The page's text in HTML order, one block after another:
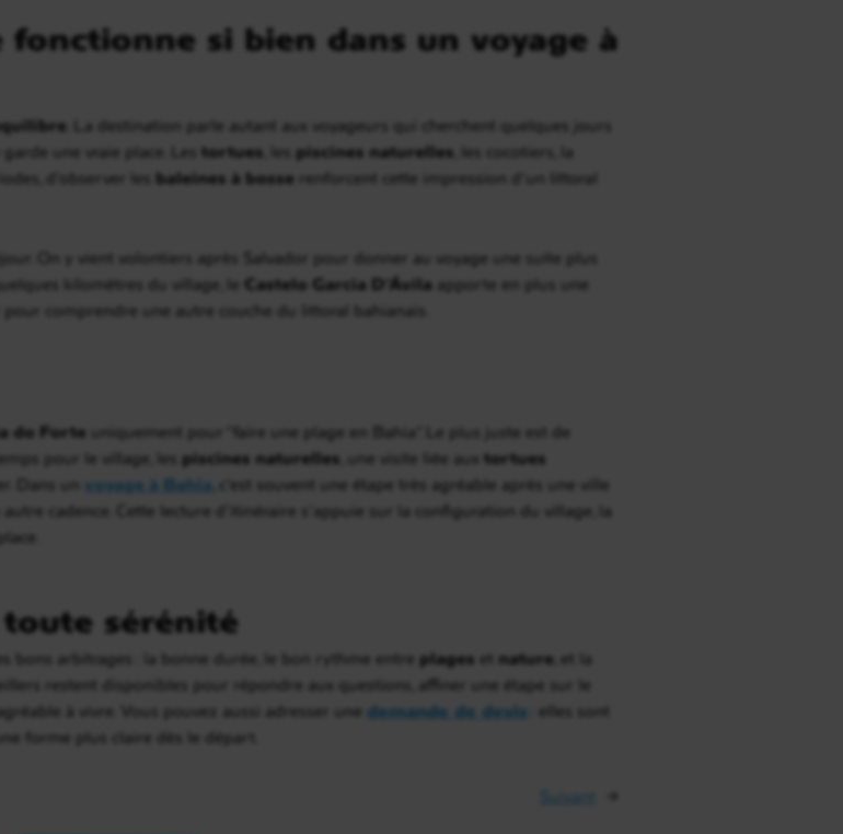
si bien dans un voyage à
. La destination parle autant aux voyageurs qui cherchent quelques jours
une vraie place. Les tortues , les piscines naturelles , les cocotiers, la
d’observer les baleines à bosse renforcent cette impression d’un littoral
On y vient volontiers après Salvador pour donner au voyage une suite plus
kilomètres du village, le Castelo Garcia D’Ávila apporte en plus une
comprendre une autre couche du littoral bahianais.
do Forte uniquement pour “faire une plage en Bahia”. Le plus juste est de
pour le village, les piscines naturelles , une visite liée aux tortues
Dans un voyage à Bahia , c’est souvent une étape très agréable après une ville
cadence. Cette lecture d’itinéraire s’appuie sur la configuration du village, la
sérénité
bons arbitrages : la bonne durée, le bon rythme entre plages et nature , et la
restent disponibles pour répondre aux questions, affiner une étape sur le
à vivre. Vous pouvez aussi adresser une demande de devis : elles sont
forme plus claire dès le départ.
Suivant →